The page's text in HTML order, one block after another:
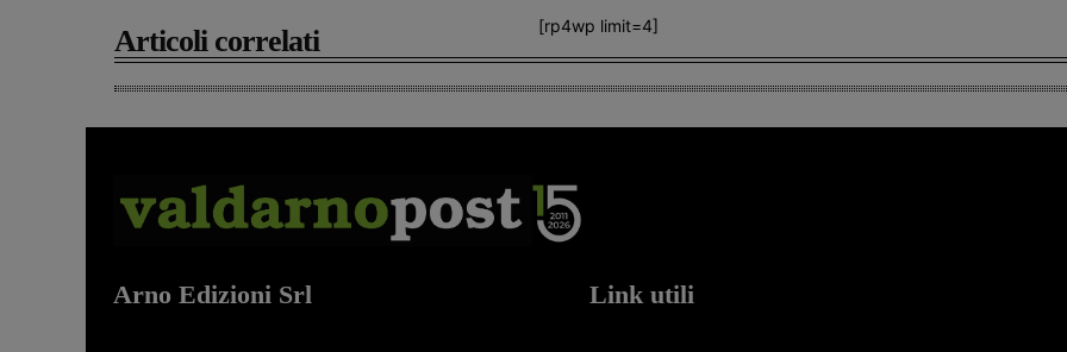
[rp4wp limit=4]
Articoli correlati
Arno Edizioni Srl Link utili